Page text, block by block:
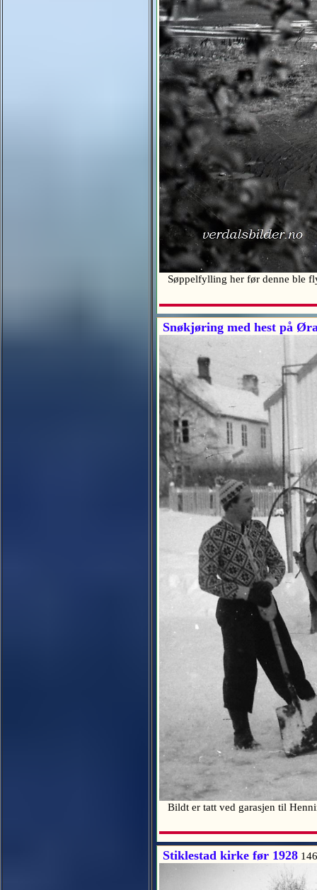
Søppelfylling her før denne ble
Snøkjøring med hest på
Bildt er tatt ved garasjen til
Stiklestad kirke før 1928